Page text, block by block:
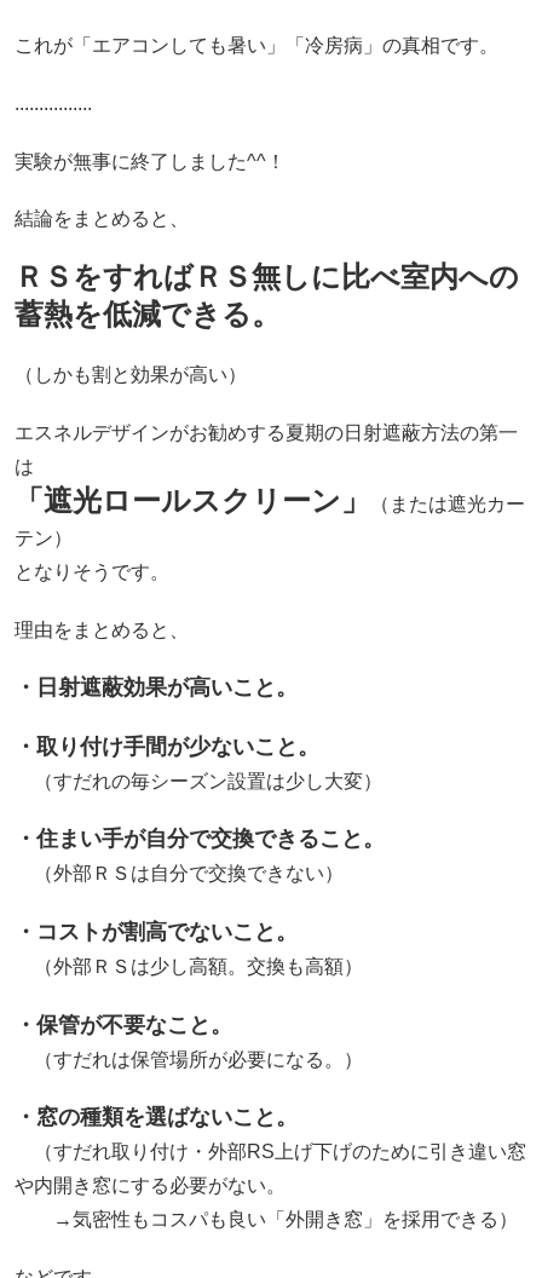
これが「エアコンしても暑い」「冷房病」の真相です。
................
実験が無事に終了しました^^！
結論をまとめると、
ＲＳをすればＲＳ無しに比べ室内への
蓄熱を低減できる。
（しかも割と効果が高い）
エスネルデザインがお勧めする夏期の日射遮蔽方法の第一
は
「遮光ロールスクリーン」
（または遮光カー
テン）
となりそうです。
理由をまとめると、
・日射遮蔽効果が高いこと。
・取り付け手間が少ないこと。
（すだれの毎シーズン設置は少し大変）
・住まい手が自分で交換できること。
（外部ＲＳは自分で交換できない）
・コストが割高でないこと。
（外部ＲＳは少し高額。交換も高額）
・保管が不要なこと。
（すだれは保管場所が必要になる。）
・窓の種類を選ばないこと。
（すだれ取り付け・外部RS上げ下げのために引き違い窓
や内開き窓にする必要がない。
→気密性もコスパも良い「外開き窓」を採用できる）